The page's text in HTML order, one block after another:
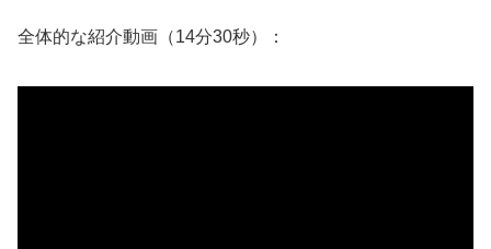
全体的な紹介動画（14分30秒）：